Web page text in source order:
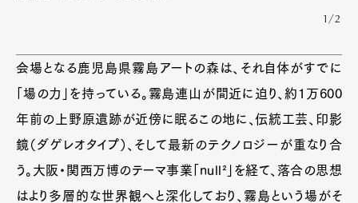
1/2
会場となる鹿児島県霧島アートの森は、それ自体がすでに
「場の力」を持っている。霧島連山が間近に迫り、約1万600
年前の上野原遺跡が近傍に眠るこの地に、伝統工芸、印影
鏡（ダゲレオタイプ）、そして最新のテクノロジーが重なり合
う。大阪・関西万博のテーマ事業「null²」を経て、落合の思想
はより多層的な世界観へと深化しており、霧島という場がそ